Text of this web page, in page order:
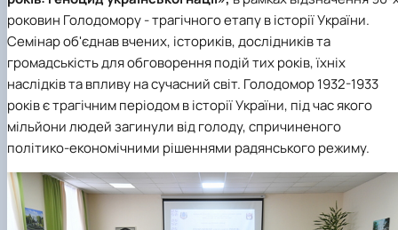
роковин Голодомору - трагічного етапу в історії України.
Семінар об'єднав вчених, істориків, дослідників та
громадськість для обговорення подій тих років, їхніх
наслідків та впливу на сучасний світ. Голодомор 1932-1933
років є трагічним періодом в історії України, під час якого
мільйони людей загинули від голоду, спричиненого
політико-економічними рішеннями радянського режиму.